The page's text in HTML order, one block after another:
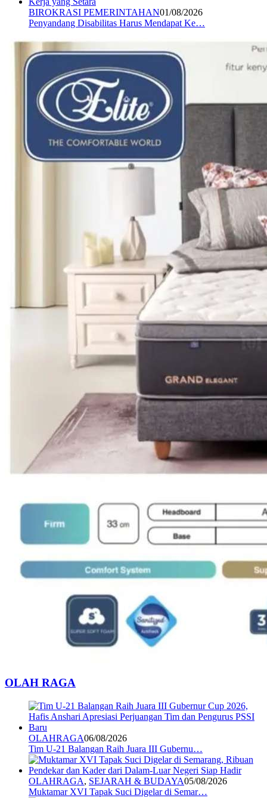
BIROKRASI PEMERINTAHAN01/08/2026
Penyandang Disabilitas Harus Mendapat Ke…
OLAH RAGA
OLAHRAGA06/08/2026
Tim U-21 Balangan Raih Juara III Gubernu…
OLAHRAGA, SEJARAH & BUDAYA05/08/2026
Muktamar XVI Tapak Suci Digelar di Semar…